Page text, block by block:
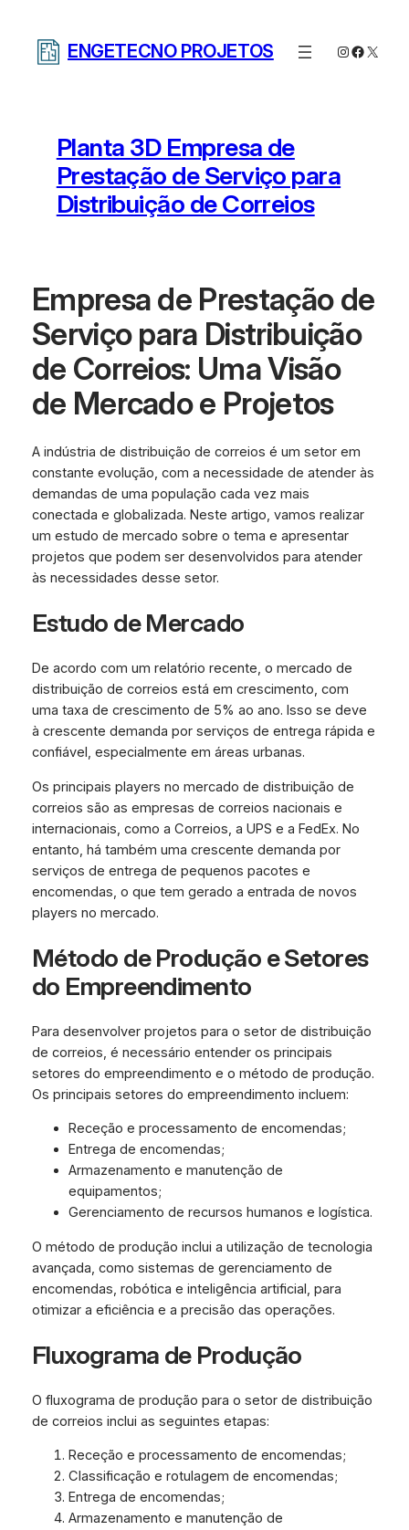
ENGETECNO PROJETOS Instagram
X
Planta 3D Empresa de
Prestação de Serviço para
Distribuição de Correios
Empresa de Prestação de
Serviço para Distribuição
de Correios: Uma Visão
de Mercado e Projetos
A indústria de distribuição de correios é um setor em
constante evolução, com a necessidade de atender às
demandas de uma população cada vez mais
conectada e globalizada. Neste artigo, vamos realizar
um estudo de mercado sobre o tema e apresentar
projetos que podem ser desenvolvidos para atender
às necessidades desse setor.
Estudo de Mercado
De acordo com um relatório recente, o mercado de
distribuição de correios está em crescimento, com
uma taxa de crescimento de 5% ao ano. Isso se deve
à crescente demanda por serviços de entrega rápida e
confiável, especialmente em áreas urbanas.
Os principais players no mercado de distribuição de
correios são as empresas de correios nacionais e
internacionais, como a Correios, a UPS e a FedEx. No
entanto, há também uma crescente demanda por
serviços de entrega de pequenos pacotes e
encomendas, o que tem gerado a entrada de novos
players no mercado.
Método de Produção e Setores
do Empreendimento
Para desenvolver projetos para o setor de distribuição
de correios, é necessário entender os principais
setores do empreendimento e o método de produção.
Os principais setores do empreendimento incluem:
Receção e processamento de encomendas;
Entrega de encomendas;
Armazenamento e manutenção de
equipamentos;
Gerenciamento de recursos humanos e logística.
O método de produção inclui a utilização de tecnologia
avançada, como sistemas de gerenciamento de
encomendas, robótica e inteligência artificial, para
otimizar a eficiência e a precisão das operações.
Fluxograma de Produção
O fluxograma de produção para o setor de distribuição
de correios inclui as seguintes etapas:
Receção e processamento de encomendas;
Classificação e rotulagem de encomendas;
Entrega de encomendas;
Armazenamento e manutenção de